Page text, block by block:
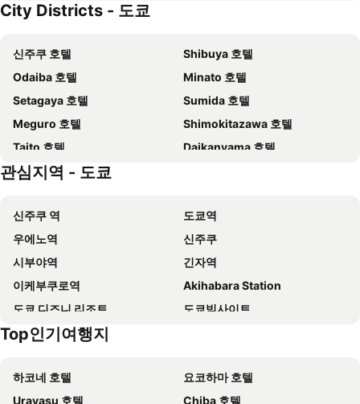
니폰 세이넨칸 호텔
소테츠 프레사 인 긴자 나나초
Almont Hotel Nippori
더 로얄 파크 호텔 도쿄 시오도메
Tosei Hotel Cocone Ueno
Hotel Villa Fontaine Grand Haneda Airport
도쿄 돔 호텔
karaksa hotel TOKYO STATION
Remm Akihabara
Tosei Hotel Cocone Tsukiji Ginza Premier
Tokyo Bay Shiomi Prince Hotel
DoubleTree by Hilton Tokyo Ariake
Ginza Capital Hotel Akane
호텔 몬토레 긴자
APA Hotel & Resort Ryogoku Ekimae Tower
Super Hotel Premier Tokyo Station Yaesu-Chuoguchi
호텔 그레이서리 신주쿠
Richmond Hotel Premier Tokyo Schole
APA 호텔 신주쿠 교엔-마에
도쿄 베이 아리아케 워싱턴 호텔
게이오 플라자 호텔 도쿄
미츠이 가든 호텔 우에노
시나가와 프린스 호텔
아파 호텔 TKP 닛포리-에키마에
Dormy Inn Ikebukuro
City Districts - 도쿄
신주쿠 호텔
Shibuya 호텔
Odaiba 호텔
Minato 호텔
Setagaya 호텔
Sumida 호텔
Meguro 호텔
Shimokitazawa 호텔
Taito 호텔
Daikanyama 호텔
Chuo 호텔
관심지역 - 도쿄
신주쿠 역
도쿄역
우에노역
신주쿠
시부야역
긴자역
이케부쿠로역
Akihabara Station
도쿄 디즈니 리조트
도쿄빅사이트
신바시역
Tokyo Disneyland
도쿄 국제공항
Top인기여행지
하코네 호텔
요코하마 호텔
Urayasu 호텔
Chiba 호텔